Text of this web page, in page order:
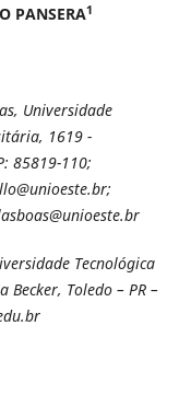
PANSERA1
Universidade
1619 -
85819-110;
Tecnológica
Becker, Toledo – PR –